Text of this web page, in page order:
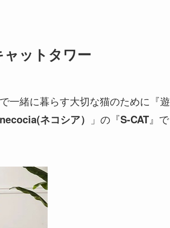
ャットタワー
一緒に暮らす大切な猫のために『遊
necocia(ネコシア） 」の『S-CAT』で